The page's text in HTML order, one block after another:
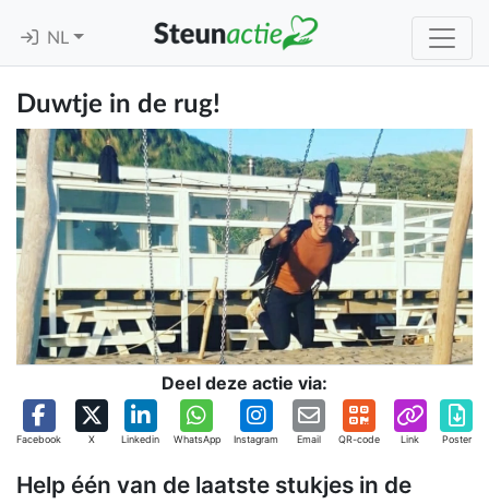
NL
Duwtje in de rug!
Deel deze actie via:
Facebook X Linkedin WhatsApp Instagram Email QR-code Link Poster
Help één van de laatste stukjes in de